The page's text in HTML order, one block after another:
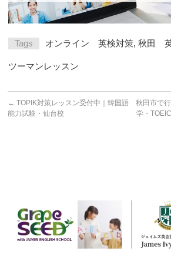
Tags オンライン 英検対策,秋田
ツーマンレッスン
← TOPIK対策レッスン受付中｜韓国語
能力試験・仙台校
秋田市で
学・